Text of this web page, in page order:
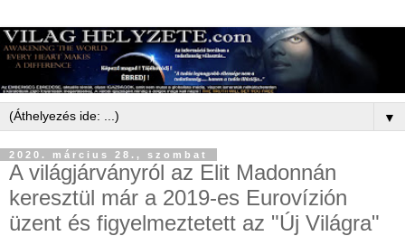
▼
2020. március 28., szombat
A világjárványról az Elit Madonnán
keresztül már a 2019-es Eurovízión
üzent és figyelmeztetett az "Új Világra"